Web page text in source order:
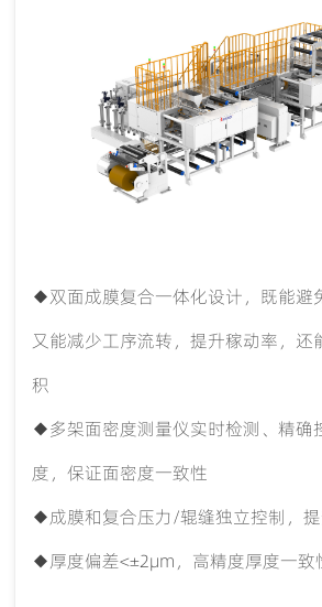
◆双面成膜复合一体化设计，既能避
又能减少工序流转，提升稼动率，还
积
◆多架面密度测量仪实时检测、精确
度，保证面密度一致性
◆成膜和复合压力/辊缝独立控制，
◆厚度偏差<±2μm，高精度厚度一致